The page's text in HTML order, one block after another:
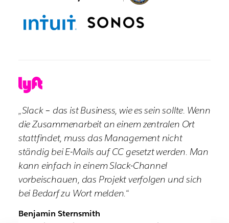
„Slack – das ist Business, wie es sein sollte. Wenn
die Zusammenarbeit an einem zentralen Ort
stattfindet, muss das Management nicht
ständig bei E-Mails auf CC gesetzt werden. Man
kann einfach in einem Slack-Channel
vorbeischauen, das Projekt verfolgen und sich
bei Bedarf zu Wort melden.“
Benjamin Sternsmith